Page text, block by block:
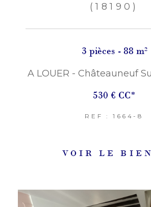
(18190)
3 pièces - 88 m²
A LOUER - Châteauneuf
530 € CC*
REF : 1664-8
VOIR LE BIEN